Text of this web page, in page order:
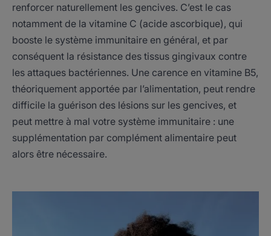
renforcer naturellement les gencives. C’est le cas
notamment de la vitamine C (acide ascorbique), qui
booste le système immunitaire en général, et par
conséquent la résistance des tissus gingivaux contre
les attaques bactériennes. Une carence en vitamine B5,
théoriquement apportée par l’alimentation, peut rendre
difficile la guérison des lésions sur les gencives, et
peut mettre à mal votre système immunitaire : une
supplémentation par complément alimentaire peut
alors être nécessaire.